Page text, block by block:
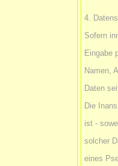
4.
Sofern
Eingabe
Namen,
Daten
Die
ist -
solcher
eines